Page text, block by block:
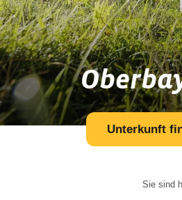
Unterkunft
Sie sind